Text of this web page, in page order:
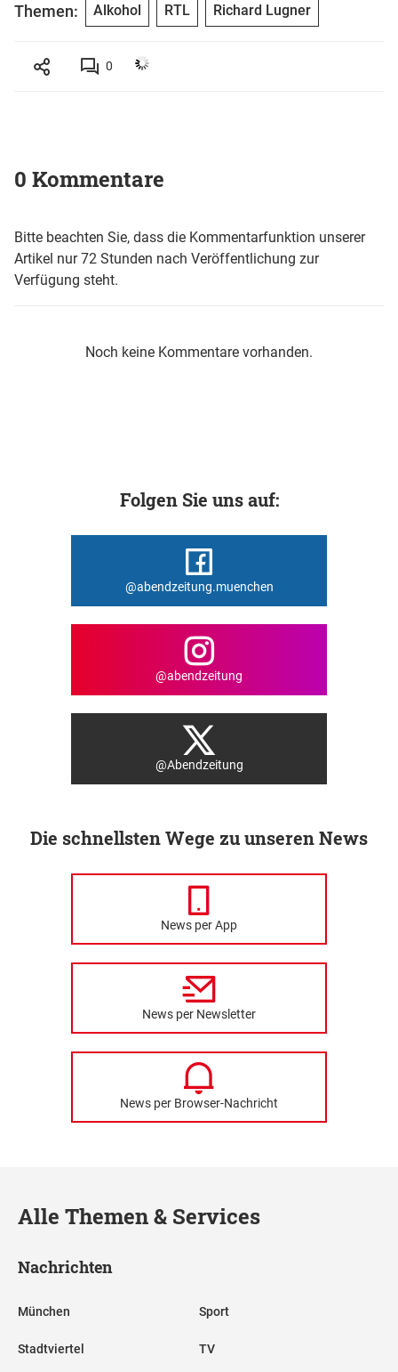
Themen: Alkohol RTL Richard Lugner
0
0 Kommentare
Bitte beachten Sie, dass die Kommentarfunktion unserer
Artikel nur 72 Stunden nach Veröffentlichung zur
Verfügung steht.
Noch keine Kommentare vorhanden.
Folgen Sie uns auf:
@abendzeitung.muenchen
@abendzeitung
@Abendzeitung
Die schnellsten Wege zu unseren News
News per App
News per Newsletter
News per Browser-Nachricht
Alle Themen & Services
Nachrichten
München
Stadtviertel
Sport
TV